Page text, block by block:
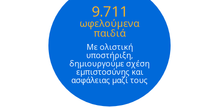
9.711
ωφελούμενα
παιδιά
Με ολιστική
υποστήριξη,
δημιουργούμε σχέση
εμπιστοσύνης και
ασφάλειας μαζί τους